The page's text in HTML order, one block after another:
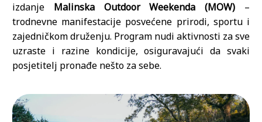
izdanje Malinska Outdoor Weekenda (MOW) –
trodnevne manifestacije posvećene prirodi, sportu i
zajedničkom druženju. Program nudi aktivnosti za sve
uzraste i razine kondicije, osiguravajući da svaki
posjetitelj pronađe nešto za sebe.